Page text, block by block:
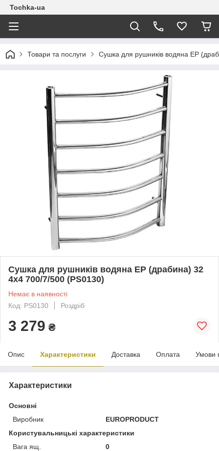
Tochka-ua
Товари та послуги Сушка для рушників водяна EP
Сушка для рушників водяна EP (драбина) 32
4х4 700/7/500 (PS0130)
Немає в наявності
Код: PS0130
Роздріб
3 279 ₴
Опис Характеристики Доставка Оплата Умови
Характеристики
Основні
Виробник
EUROPRODUCT
Користувальницькі характеристики
Вага ящ.
0